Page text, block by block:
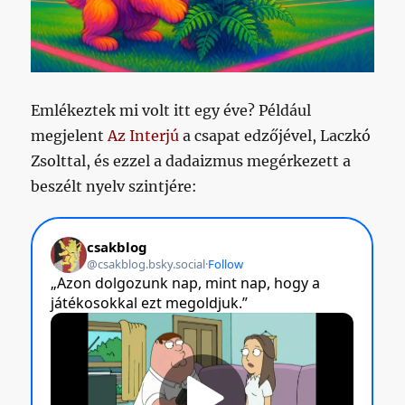
Emlékeztek mi volt itt egy éve? Például
megjelent Az Interjú a csapat edzőjével, Laczkó
Zsolttal, és ezzel a dadaizmus megérkezett a
beszélt nyelv szintjére: